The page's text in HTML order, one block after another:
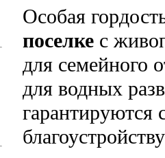
Особая
поселке с
для семейного
для водных